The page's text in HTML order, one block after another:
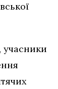
учасники